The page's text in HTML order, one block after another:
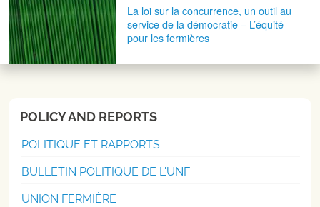
La loi sur la concurrence, un outil au
service de la démocratie – L’équité
pour les fermières
POLICY AND REPORTS
POLITIQUE ET RAPPORTS
BULLETIN POLITIQUE DE L'UNF
UNION FERMIÈRE